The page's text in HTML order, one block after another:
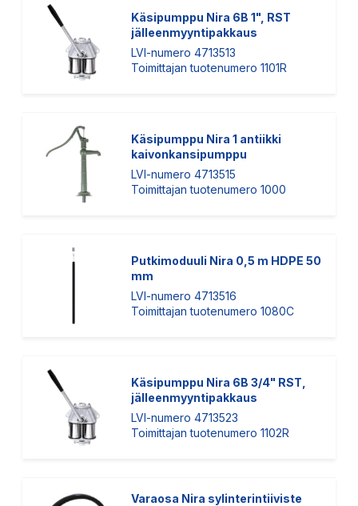
Käsipumppu Nira 6B 1", RST
jälleenmyyntipakkaus
LVI-numero 4713513
Toimittajan tuotenumero 1101R
Käsipumppu Nira 1 antiikki
kaivonkansipumppu
LVI-numero 4713515
Toimittajan tuotenumero 1000
Putkimoduuli Nira 0,5 m HDPE 50
mm
LVI-numero 4713516
Toimittajan tuotenumero 1080C
Käsipumppu Nira 6B 3/4" RST,
jälleenmyyntipakkaus
LVI-numero 4713523
Toimittajan tuotenumero 1102R
Varaosa Nira sylinterintiiviste